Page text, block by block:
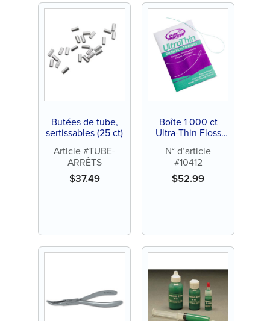
Butées de tube,
sertissables (25 ct)
Article #TUBE-
ARRÊTS
$37.49
Boîte 1 000 ct
Ultra-Thin Floss
enveloppes de 10
ct)
N° d’article
#10412
$52.99